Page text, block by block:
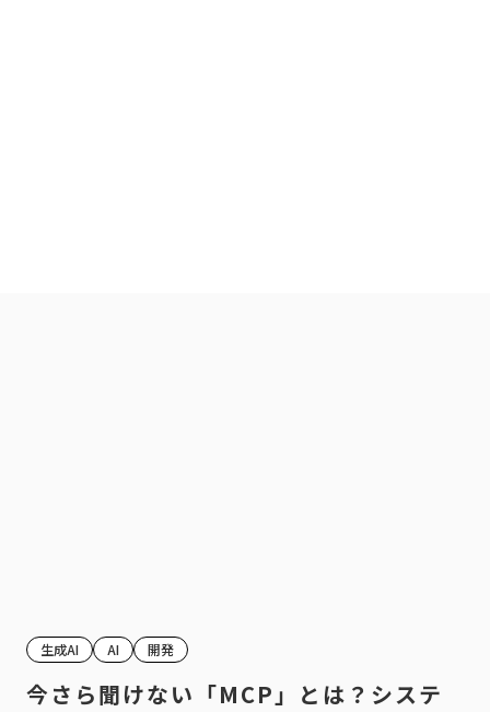
生成AI AI 開発
今さら聞けない「MCP」とは？システ